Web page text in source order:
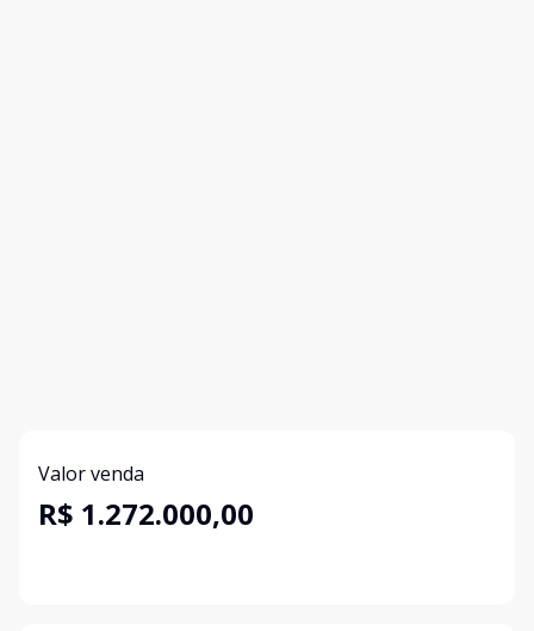
Valor venda
R$ 1.272.000,00